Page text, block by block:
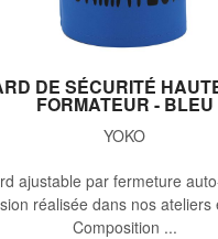
DE SÉCURITÉ
FORMATEUR - BLEU
YOKO
ajustable par fermeture
réalisée dans nos ateliers
Composition ...